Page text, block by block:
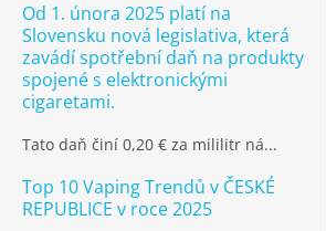
Od 1. února 2025 platí na
Slovensku nová legislativa, která
zavádí spotřební daň na produkty
spojené s elektronickými
cigaretami.
Tato daň činí 0,20 € za mililitr ná...
Top 10 Vaping Trendů v ČESKÉ
REPUBLICE v roce 2025